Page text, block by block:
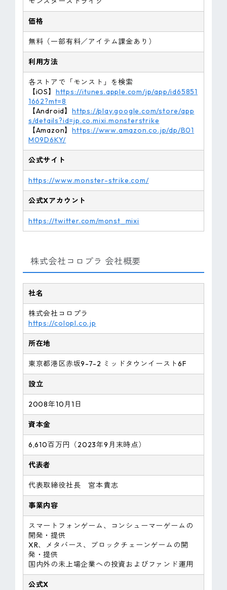
価格
無料（一部有料／アイテム課金あり）
利用方法
各ストアで「モンスト」を検索
【iOS】 https://itunes.apple.com/jp/app/id65851
1662?mt=8
【Android】https://play.google.com/store/app
s/details?id=jp.co.mixi.monsterstrike
【Amazon】https://www.amazon.co.jp/dp/B01
M09D6KY/
公式サイト
https://www.monster-strike.com/
公式Xアカウント
https://twitter.com/monst_mixi
株式会社コロプラ 会社概要
社名
株式会社コロプラ
https://colopl.co.jp
所在地
東京都港区赤坂9-7-2 ミッドタウンイースト6F
設立
2008年10月1日
資本金
6,610百万円（2023年9月末時点）
代表者
代表取締役社長 宮本貴志
事業内容
スマートフォンゲーム、コンシューマーゲームの
開発・提供
XR、メタバース、ブロックチェーンゲームの開
発・提供
国内外の未上場企業への投資およびファンド運用
公式X